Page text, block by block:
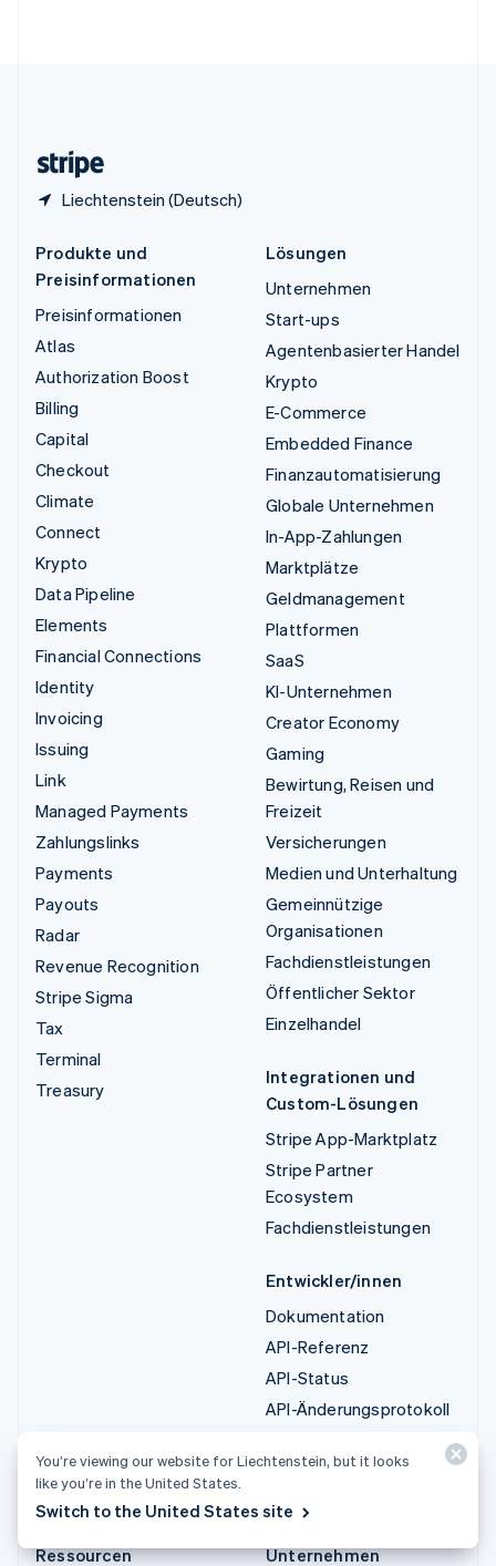
Liechtenstein (Deutsch)
Produkte und
Preisinformationen
Preisinformationen
Atlas
Authorization Boost
Billing
Capital
Checkout
Climate
Connect
Krypto
Data Pipeline
Elements
Financial Connections
Identity
Invoicing
Issuing
Link
Managed Payments
Zahlungslinks
Payments
Payouts
Radar
Revenue Recognition
Stripe Sigma
Tax
Terminal
Treasury
Lösungen
Unternehmen
Start-ups
Agentenbasierter Handel
Krypto
E-Commerce
Embedded Finance
Finanzautomatisierung
Globale Unternehmen
In-App-Zahlungen
Marktplätze
Geldmanagement
Plattformen
SaaS
KI-Unternehmen
Creator Economy
Gaming
Bewirtung, Reisen und
Freizeit
Versicherungen
Medien und Unterhaltung
Gemeinnützige
Organisationen
Fachdienstleistungen
Öffentlicher Sektor
Einzelhandel
Integrationen und
Custom-Lösungen
Stripe App-Marktplatz
Stripe Partner
Ecosystem
Fachdienstleistungen
Entwickler/innen
Dokumentation
API-Referenz
API-Status
API-Änderungsprotokoll
Stripe Projects
Entwickler-Blog
Ressourcen Unternehmen
You’re viewing our website for Liechtenstein, but it looks
like you’re in the United States.
Switch to the United States site